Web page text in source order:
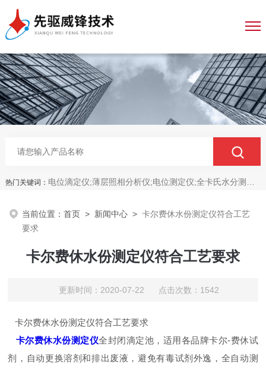
热门关键词： 电位滴定仪;薄层照相分析仪;电位测定仪;全卡氏水分测定仪;全自动永停滴定仪;菌落计数分析仪;抑菌圈测量仪;抑菌圈分析仪
当前位置：首页 > 新闻中心 >卡尔费休水份测定仪符合工艺
要求
卡尔费休水份测定仪符合工艺要求
更新时间：2020-07-22 点击次数：1542
卡尔费休水份测定仪符合工艺要求
卡尔费休水份测定仪全封闭滴定池，适用各品牌卡尔-费休试
剂，自动更换溶剂和排出废液，避免有毒试剂外逸，全自动测